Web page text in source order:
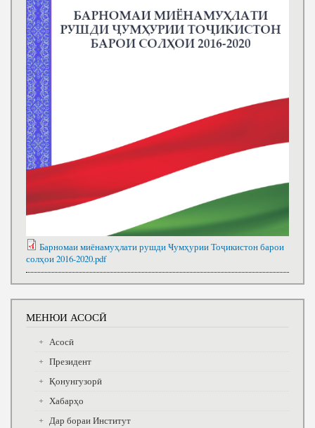
Барномаи миёнамуҳлати рушди Ҹумҳурии Тоҷикистон барои
солҳои 2016-2020.pdf
МЕНЮИ АСОСӢ
Асосӣ
Президент
Қонунгузорӣ
Хабарҳо
Дар бораи Институт